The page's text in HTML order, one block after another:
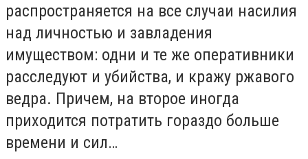
распространяется на все случаи насилия
над личностью и завладения
имуществом: одни и те же оперативники
расследуют и убийства, и кражу ржавого
ведра. Причем, на второе иногда
приходится потратить гораздо больше
времени и сил…